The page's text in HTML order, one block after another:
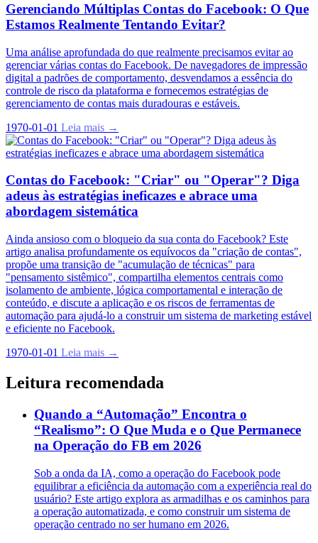
Gerenciando Múltiplas Contas do Facebook: O Que
Estamos Realmente Tentando Evitar?
Uma análise aprofundada do que realmente precisamos evitar ao
gerenciar várias contas do Facebook. De navegadores de impressão
digital a padrões de comportamento, desvendamos a essência do
controle de risco da plataforma e fornecemos estratégias de
gerenciamento de contas mais duradouras e estáveis.
1970-01-01 Leia mais →
Contas do Facebook: "Criar" ou "Operar"? Diga
adeus às estratégias ineficazes e abrace uma
abordagem sistemática
Ainda ansioso com o bloqueio da sua conta do Facebook? Este
artigo analisa profundamente os equívocos da "criação de contas",
propõe uma transição de "acumulação de técnicas" para
"pensamento sistêmico", compartilha elementos centrais como
isolamento de ambiente, lógica comportamental e interação de
conteúdo, e discute a aplicação e os riscos de ferramentas de
automação para ajudá-lo a construir um sistema de marketing estável
e eficiente no Facebook.
1970-01-01 Leia mais →
Leitura recomendada
Quando a “Automação” Encontra o
“Realismo”: O Que Muda e o Que Permanece
na Operação do FB em 2026
Sob a onda da IA, como a operação do Facebook pode
equilibrar a eficiência da automação com a experiência real do
usuário? Este artigo explora as armadilhas e os caminhos para
a operação automatizada, e como construir um sistema de
operação centrado no ser humano em 2026.